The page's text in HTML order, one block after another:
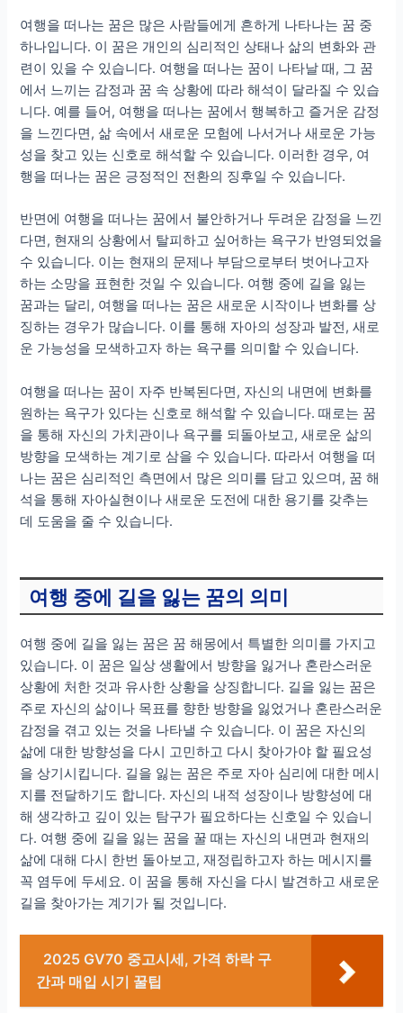
여행을 떠나는 꿈은 많은 사람들에게 흔하게 나타나는 꿈 중
하나입니다. 이 꿈은 개인의 심리적인 상태나 삶의 변화와 관
련이 있을 수 있습니다. 여행을 떠나는 꿈이 나타날 때, 그 꿈
에서 느끼는 감정과 꿈 속 상황에 따라 해석이 달라질 수 있습
니다. 예를 들어, 여행을 떠나는 꿈에서 행복하고 즐거운 감정
을 느낀다면, 삶 속에서 새로운 모험에 나서거나 새로운 가능
성을 찾고 있는 신호로 해석할 수 있습니다. 이러한 경우, 여
행을 떠나는 꿈은 긍정적인 전환의 징후일 수 있습니다.
반면에 여행을 떠나는 꿈에서 불안하거나 두려운 감정을 느낀
다면, 현재의 상황에서 탈피하고 싶어하는 욕구가 반영되었을
수 있습니다. 이는 현재의 문제나 부담으로부터 벗어나고자
하는 소망을 표현한 것일 수 있습니다. 여행 중에 길을 잃는
꿈과는 달리, 여행을 떠나는 꿈은 새로운 시작이나 변화를 상
징하는 경우가 많습니다. 이를 통해 자아의 성장과 발전, 새로
운 가능성을 모색하고자 하는 욕구를 의미할 수 있습니다.
여행을 떠나는 꿈이 자주 반복된다면, 자신의 내면에 변화를
원하는 욕구가 있다는 신호로 해석할 수 있습니다. 때로는 꿈
을 통해 자신의 가치관이나 욕구를 되돌아보고, 새로운 삶의
방향을 모색하는 계기로 삼을 수 있습니다. 따라서 여행을 떠
나는 꿈은 심리적인 측면에서 많은 의미를 담고 있으며, 꿈 해
석을 통해 자아실현이나 새로운 도전에 대한 용기를 갖추는
데 도움을 줄 수 있습니다.
여행 중에 길을 잃는 꿈의 의미
여행 중에 길을 잃는 꿈은 꿈 해몽에서 특별한 의미를 가지고
있습니다. 이 꿈은 일상 생활에서 방향을 잃거나 혼란스러운
상황에 처한 것과 유사한 상황을 상징합니다. 길을 잃는 꿈은
주로 자신의 삶이나 목표를 향한 방향을 잃었거나 혼란스러운
감정을 겪고 있는 것을 나타낼 수 있습니다. 이 꿈은 자신의
삶에 대한 방향성을 다시 고민하고 다시 찾아가야 할 필요성
을 상기시킵니다. 길을 잃는 꿈은 주로 자아 심리에 대한 메시
지를 전달하기도 합니다. 자신의 내적 성장이나 방향성에 대
해 생각하고 깊이 있는 탐구가 필요하다는 신호일 수 있습니
다. 여행 중에 길을 잃는 꿈을 꿀 때는 자신의 내면과 현재의
삶에 대해 다시 한번 돌아보고, 재정립하고자 하는 메시지를
꼭 염두에 두세요. 이 꿈을 통해 자신을 다시 발견하고 새로운
길을 찾아가는 계기가 될 것입니다.
2025 GV70 중고시세, 가격 하락 구
간과 매입 시기 꿀팁